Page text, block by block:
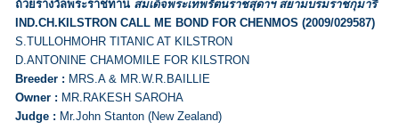
ถ้วยรางวัลพระราชทาน สมเด็จพระเทพรัตนราชสุดาฯ สยามบรมราชกุมารี
IND.CH.KILSTRON CALL ME BOND FOR CHENMOS (2009/029587)
S.TULLOHMOHR TITANIC AT KILSTRON
D.ANTONINE CHAMOMILE FOR KILSTRON
Breeder : MRS.A & MR.W.R.BAILLIE
Owner : MR.RAKESH SAROHA
Judge : Mr.John Stanton (New Zealand)